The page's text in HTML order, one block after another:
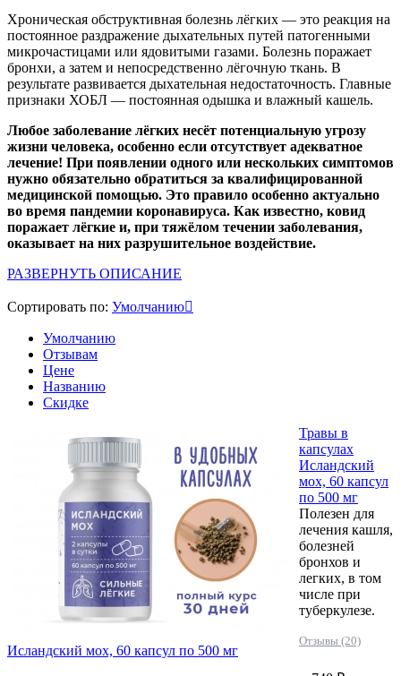
Хроническая обструктивная болезнь лёгких — это реакция на
постоянное раздражение дыхательных путей патогенными
микрочастицами или ядовитыми газами. Болезнь поражает
бронхи, а затем и непосредственно лёгочную ткань. В
результате развивается дыхательная недостаточность. Главные
признаки ХОБЛ — постоянная одышка и влажный кашель.
Любое заболевание лёгких несёт потенциальную угрозу
жизни человека, особенно если отсутствует адекватное
лечение! При появлении одного или нескольких симптомов
нужно обязательно обратиться за квалифицированной
медицинской помощью. Это правило особенно актуально
во время пандемии коронавируса. Как известно, ковид
поражает лёгкие и, при тяжёлом течении заболевания,
оказывает на них разрушительное воздействие.
РАЗВЕРНУТЬ ОПИСАНИЕ
Сортировать по: Умолчанию
Умолчанию
Отзывам
Цене
Названию
Скидке
Исландский мох, 60 капсул по 500 мг
Травы в
капсулах
Исландский
мох, 60 капсул
по 500 мг
Полезен для
лечения кашля,
болезней
бронхов и
легких, в том
числе при
туберкулезе.
Отзывы (20)